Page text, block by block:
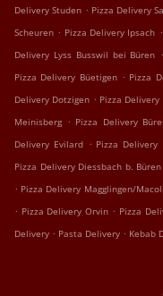
Delivery Studen . Pizza Delivery
Scheuren . Pizza Delivery Ipsach .
Delivery Lyss Busswil bei Büren .
Pizza Delivery Büetigen . Pizza
Delivery Dotzigen . Pizza
Meinisberg . Pizza Delivery
Delivery Evilard . Pizza Delivery
Pizza Delivery Diessbach b. Büren
. Pizza Delivery Magglingen/
. Pizza Delivery Orvin . Pizza
Delivery . Pasta Delivery . Kebab